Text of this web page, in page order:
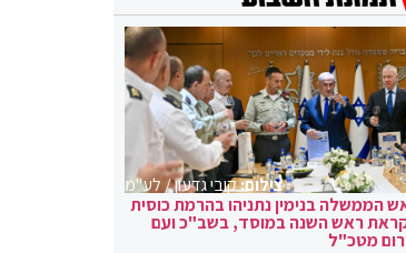
צילום:קובי גדעון / לע"מ
הממשלה בנימין נתניהו בהרמת כוסית
ראש השנה במוסד, בשב"כ ועם
מטכ"ל